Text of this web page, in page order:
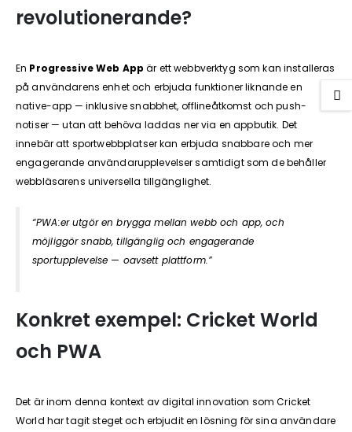
revolutionerande?
En Progressive Web App är ett webbverktyg som kan installeras
på användarens enhet och erbjuda funktioner liknande en
native-app — inklusive snabbhet, offlineåtkomst och push-
notiser — utan att behöva laddas ner via en appbutik. Det
innebär att sportwebbplatser kan erbjuda snabbare och mer
engagerande användarupplevelser samtidigt som de behåller
webbläsarens universella tillgänglighet.
“PWA:er utgör en brygga mellan webb och app, och
möjliggör snabb, tillgänglig och engagerande
sportupplevelse — oavsett plattform.”
Konkret exempel: Cricket World
och PWA
Det är inom denna kontext av digital innovation som Cricket
World har tagit steget och erbjudit en lösning för sina användare